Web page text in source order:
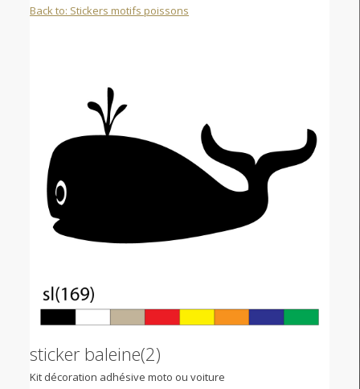
Back to: Stickers motifs poissons
sticker baleine(2)
Kit décoration adhésive moto ou voiture